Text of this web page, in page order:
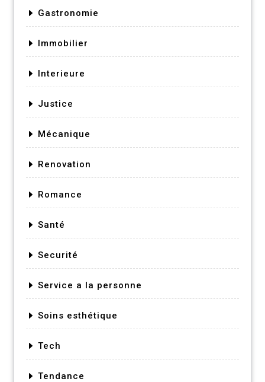
Gastronomie
Immobilier
Interieure
Justice
Mécanique
Renovation
Romance
Santé
Securité
Service a la personne
Soins esthétique
Tech
Tendance